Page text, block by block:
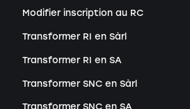
Modifier inscription au RC
Transformer RI en Sàrl
Transformer RI en SA
Transformer SNC en Sàrl
Transformer SNC en SA